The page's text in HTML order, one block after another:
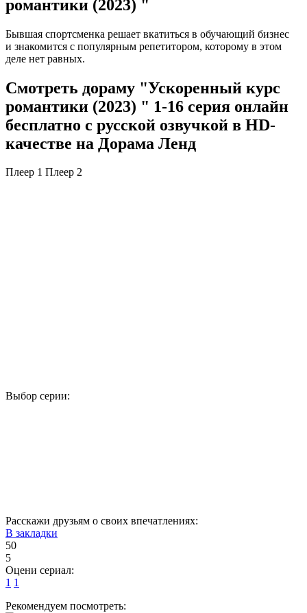
романтики (2023) "
Бывшая спортсменка решает вкатиться в обучающий бизнес
и знакомится с популярным репетитором, которому в этом
деле нет равных.
Смотреть дораму "Ускоренный курс
романтики (2023) " 1-16 серия онлайн
бесплатно с русской озвучкой в HD-
качестве на Дорама Ленд
Плеер 1 Плеер 2
Выбор серии:
Расскажи друзьям о своих впечатлениях:
В закладки
50
5
Оцени сериал:
1 1
Рекомендуем посмотреть: